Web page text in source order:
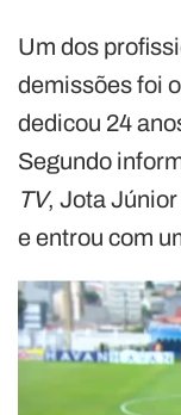
Um dos
demissões foi
dedicou 24
Segundo
TV, Jota
e entrou com